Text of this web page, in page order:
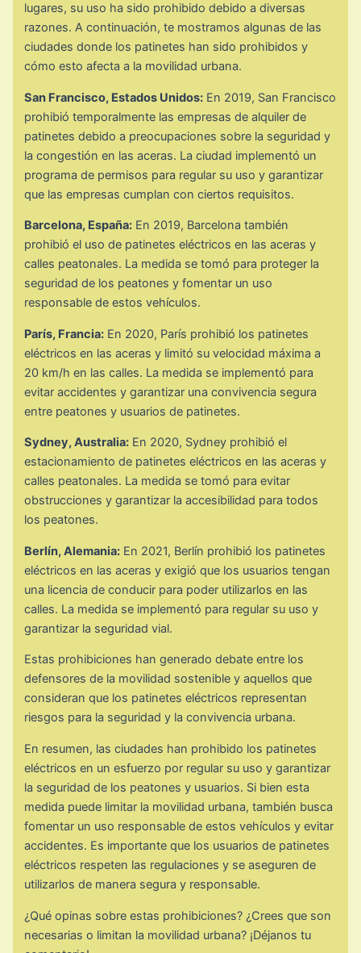
lugares, su uso ha sido prohibido debido a diversas
razones. A continuación, te mostramos algunas de las
ciudades donde los patinetes han sido prohibidos y
cómo esto afecta a la movilidad urbana.
San Francisco, Estados Unidos: En 2019, San Francisco
prohibió temporalmente las empresas de alquiler de
patinetes debido a preocupaciones sobre la seguridad y
la congestión en las aceras. La ciudad implementó un
programa de permisos para regular su uso y garantizar
que las empresas cumplan con ciertos requisitos.
Barcelona, España: En 2019, Barcelona también
prohibió el uso de patinetes eléctricos en las aceras y
calles peatonales. La medida se tomó para proteger la
seguridad de los peatones y fomentar un uso
responsable de estos vehículos.
París, Francia: En 2020, París prohibió los patinetes
eléctricos en las aceras y limitó su velocidad máxima a
20 km/h en las calles. La medida se implementó para
evitar accidentes y garantizar una convivencia segura
entre peatones y usuarios de patinetes.
Sydney, Australia: En 2020, Sydney prohibió el
estacionamiento de patinetes eléctricos en las aceras y
calles peatonales. La medida se tomó para evitar
obstrucciones y garantizar la accesibilidad para todos
los peatones.
Berlín, Alemania: En 2021, Berlín prohibió los patinetes
eléctricos en las aceras y exigió que los usuarios tengan
una licencia de conducir para poder utilizarlos en las
calles. La medida se implementó para regular su uso y
garantizar la seguridad vial.
Estas prohibiciones han generado debate entre los
defensores de la movilidad sostenible y aquellos que
consideran que los patinetes eléctricos representan
riesgos para la seguridad y la convivencia urbana.
En resumen, las ciudades han prohibido los patinetes
eléctricos en un esfuerzo por regular su uso y garantizar
la seguridad de los peatones y usuarios. Si bien esta
medida puede limitar la movilidad urbana, también busca
fomentar un uso responsable de estos vehículos y evitar
accidentes. Es importante que los usuarios de patinetes
eléctricos respeten las regulaciones y se aseguren de
utilizarlos de manera segura y responsable.
¿Qué opinas sobre estas prohibiciones? ¿Crees que son
necesarias o limitan la movilidad urbana? ¡Déjanos tu